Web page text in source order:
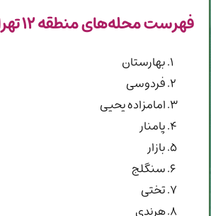
فهرست محله‌های منطقه ۱۲ تهران
بهارستان
فردوسی
امامزاده یحیی
پامنار
بازار
سنگلج
تختی
هرندی